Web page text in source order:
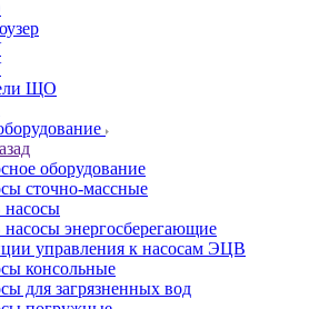
ЩО
оборудование
сточно-массные
энергосберегающие
управления к насосам ЭЦВ
консольные
для загрязненных вод